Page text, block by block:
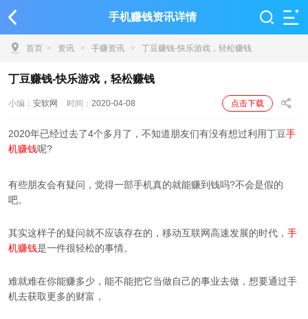
手机赚钱资讯详情
首页 > 资讯 > 手赚资讯 > 丁豆赚钱-快乐游戏，轻松赚钱
丁豆赚钱-快乐游戏，轻松赚钱
小编： 安软网 时间： 2020-04-08 点击下载
2020年已经过去了4个多月了，不知道朋友们有没有想过利用丁豆手
机赚钱呢?
有些朋友会有疑问，觉得一部手机真的就能赚到钱吗?不会是假的
吧。
其实这样子的疑问就不应该存在的，移动互联网高速发展的时代， 手
机赚钱是一件很轻松的事情。
难就难在你能赚多少，能不能把它当做自己的事业去做，想要通过手
机去获取更多的财富，